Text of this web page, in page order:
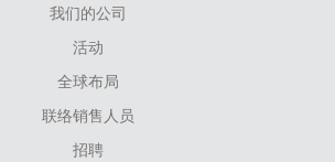
我们的公司
活动
全球布局
联络销售人员
招聘